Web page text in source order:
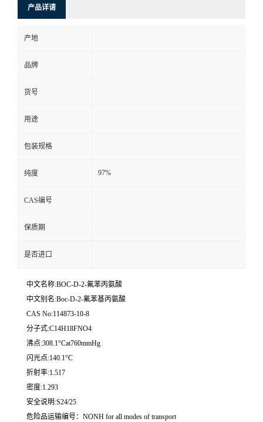
产品详请
产地
品牌
货号
用途
包装规格
纯度 97%
CAS编号
保质期
是否进口
中文名称:BOC-D-2-氟苯丙氨酸
中文别名:Boc-D-2-氟苯基丙氨酸
CAS No:114873-10-8
分子式:C14H18FNO4
沸点:308.1°Cat760mmHg
闪光点:140.1°C
折射率:1.517
密度:1.293
安全说明:S24/25
危险品运输编号：NONH for all modes of transport